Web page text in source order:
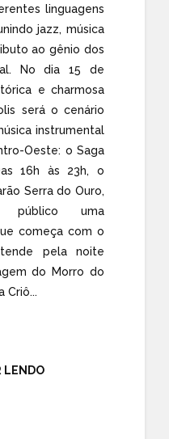
linguagens
jazz, música
ao gênio dos
No dia 15 de
e charmosa
será o cenário
instrumental
Oeste: o Saga
16h às 23h, o
Serra do Ouro,
público uma
começa com o
pela noite
do Morro do
Criô...
LENDO